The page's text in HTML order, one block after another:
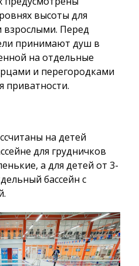
высоты для
взрослыми. Перед
принимают душ в
на отдельные
и перегородками
приватности.
на детей
для грудничков
а для детей от 3-
бассейн с